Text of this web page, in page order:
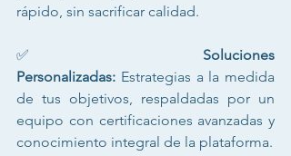
rápido, sin sacrificar calidad.
✅ Soluciones
Personalizadas: Estrategias a la medida
de tus objetivos, respaldadas por un
equipo con certificaciones avanzadas y
conocimiento integral de la plataforma.